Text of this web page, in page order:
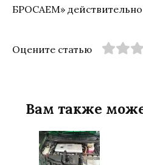
БРОСАЕМ»
Оцените статью
Вам также